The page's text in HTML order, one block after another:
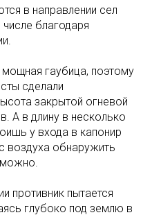
в направлении сел
благодаря
гаубица, поэтому
сделали
закрытой огневой
А в длину в несколько
у входа в капонир
воздуха обнаружить
противник пытается
глубоко под землю в